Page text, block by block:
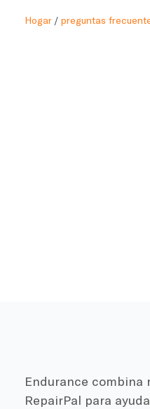
Hogar/ preguntas
Endurance combina
RepairPal para